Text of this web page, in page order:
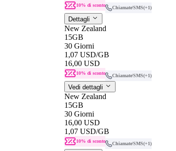
10% di sconto Chiamate/SMS(+1)
Dettagli
New Zealand
15GB
30 Giorni
1,07 USD/GB
16,00 USD
10% di sconto Chiamate/SMS(+1)
Vedi dettagli
New Zealand
15GB
30 Giorni
16,00 USD
1,07 USD/GB
10% di sconto Chiamate/SMS(+1)